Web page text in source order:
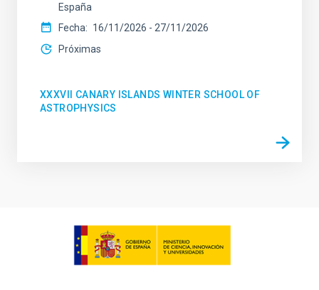
España
Fecha
16/11/2026 - 27/11/2026
Próximas
XXXVII CANARY ISLANDS WINTER SCHOOL OF
ASTROPHYSICS